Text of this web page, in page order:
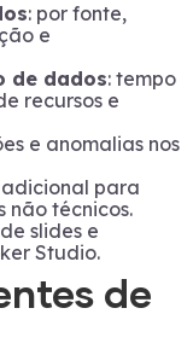
: por fonte,
e
de dados: tempo
recursos e
e anomalias nos
para
não técnicos.
slides e
Studio.
de